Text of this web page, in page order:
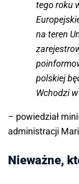
tego roku
na teren
polskiej
Wchodzi
– powiedział
administracji
Nieważne,